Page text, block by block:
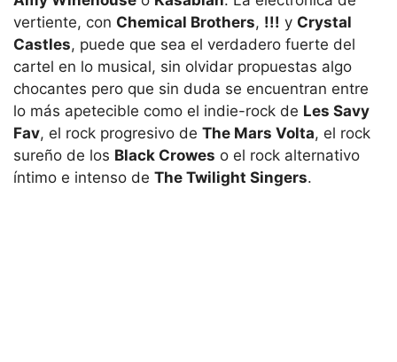
vertiente, con Chemical Brothers, !!! y Crystal
Castles, puede que sea el verdadero fuerte del
cartel en lo musical, sin olvidar propuestas algo
chocantes pero que sin duda se encuentran entre
lo más apetecible como el indie-rock de Les Savy
Fav, el rock progresivo de The Mars Volta, el rock
sureño de los Black Crowes o el rock alternativo
íntimo e intenso de The Twilight Singers.